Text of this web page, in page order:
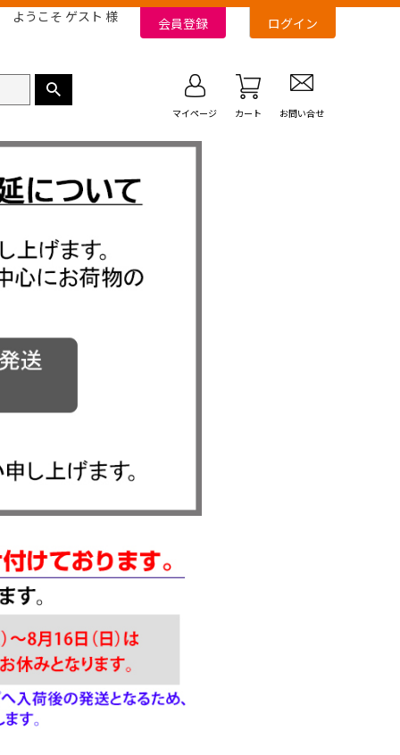
ようこそ ゲスト 様 会員登録 ログイン
マイページ カート お問い合せ